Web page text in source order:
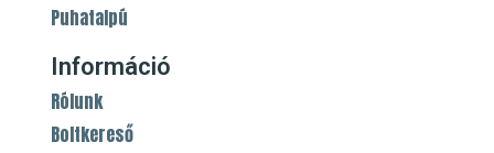
Puhatalpú
Információ
Rólunk
Boltkereső